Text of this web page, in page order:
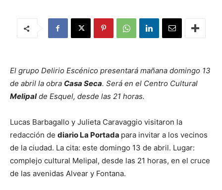
El grupo Delirio Escénico presentará mañana domingo 13
de abril la obra Casa Seca. Será en el Centro Cultural
Melipalde Esquel, desde las 21 horas.
Lucas Barbagallo y Julieta Caravaggio visitaron la
redacción de diario La Portada para invitar a los vecinos
de la ciudad. La cita: este domingo 13 de abril. Lugar:
complejo cultural Melipal, desde las 21 horas, en el cruce
de las avenidas Alvear y Fontana.